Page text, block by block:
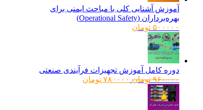
آموزش آشنایی کلی با مباحث ایمنی برای
بهره‌برداران (Operational Safety)
۵۰۰۰۰۰ تومان
دوره کامل آموزش تجهیزات فرآیندی صنعتی
۹۶۰۰۰۰ تومان قیمت
۷۸۰۰۰۰ تومان